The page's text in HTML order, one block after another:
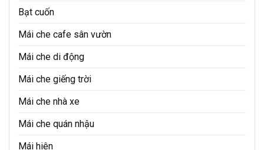
Bạt cuốn
Mái che cafe sân vườn
Mái che di động
Mái che giếng trời
Mái che nhà xe
Mái che quán nhậu
Mái hiên